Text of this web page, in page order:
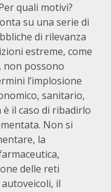
quali motivi?
su una serie di
di rilevanza
estreme, come
non possono
l’implosione
sanitario,
è il caso di ribadirlo
Non si
la
delle reti
il